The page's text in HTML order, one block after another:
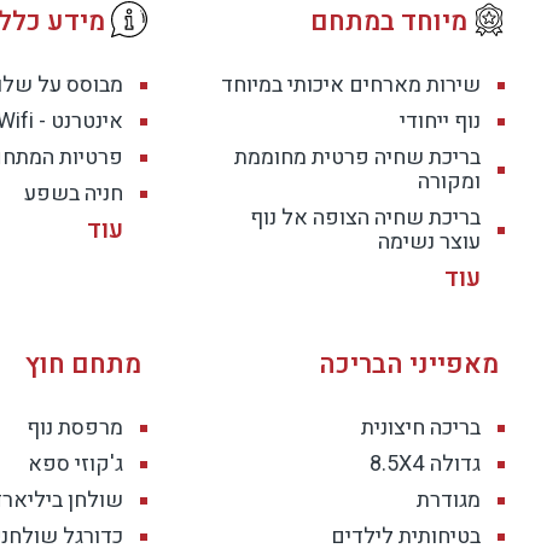
טלוויזיות חכמות, תאורה מוקפדת, ריהוט איכותי
חוויית אירוח ברמה של סוויטה במלון חמישה כוכבים –
טווינס בוטיק- הוא המקום בו הנוף מרגש, המרחבים
ולכל מי שמבקש לשלב סטייל, שלווה ומרחב מול אחת
מיוחד במתחם
שירות מארחים איכותי במיוחד
נוף ייחודי
בריכת שחיה פרטית מחוממת
ומקורה
בריכת שחיה הצופה אל נוף
עוצר נשימה
מידע
מבוסס על
אינטרנט - Wifi חופשי
פרטיות
חניה בשפע
מאפייני הבריכה
בריכה חיצונית
גדולה 8.5X4
מגודרת
בטיחותית לילדים
מתחם חוץ
מרפסת נוף
ג'קוזי ספא
שולחן
כדורגל